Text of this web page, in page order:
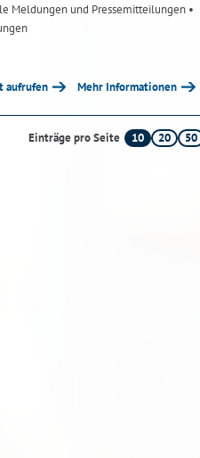
Meldungen und Pressemitteilungen •
aufrufen Mehr Informationen
Einträge pro Seite 10 20 50